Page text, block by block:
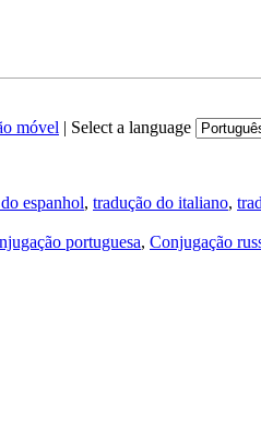
móvel | Select a language
espanhol, tradução do italiano,
portuguesa, Conjugação